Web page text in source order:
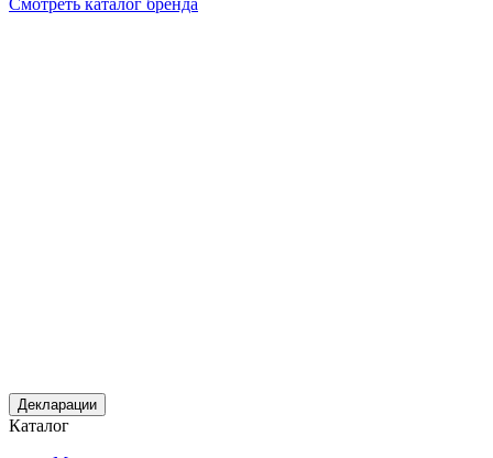
Смотреть каталог бренда
Декларации
Каталог